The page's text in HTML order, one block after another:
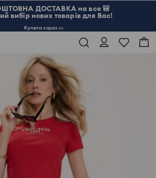
ДОСТАВКА на все 🎒
вибір нових товарів для Вас!
Купити зараз >>